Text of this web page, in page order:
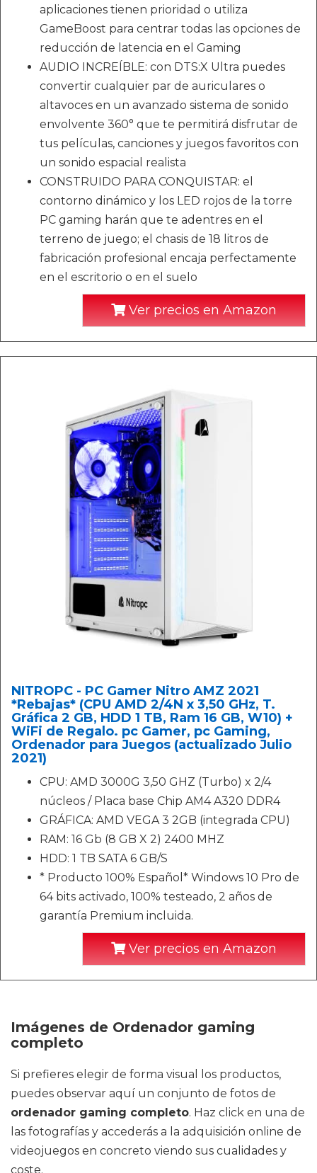
aplicaciones tienen prioridad o utiliza
GameBoost para centrar todas las opciones de
reducción de latencia en el Gaming
AUDIO INCREÍBLE: con DTS:X Ultra puedes
convertir cualquier par de auriculares o
altavoces en un avanzado sistema de sonido
envolvente 360° que te permitirá disfrutar de
tus películas, canciones y juegos favoritos con
un sonido espacial realista
CONSTRUIDO PARA CONQUISTAR: el
contorno dinámico y los LED rojos de la torre
PC gaming harán que te adentres en el
terreno de juego; el chasis de 18 litros de
fabricación profesional encaja perfectamente
en el escritorio o en el suelo
Ver precios en Amazon
NITROPC - PC Gamer Nitro AMZ 2021
*Rebajas* (CPU AMD 2/4N x 3,50 GHz, T.
Gráfica 2 GB, HDD 1 TB, Ram 16 GB, W10) +
WiFi de Regalo. pc Gamer, pc Gaming,
Ordenador para Juegos (actualizado Julio
2021)
CPU: AMD 3000G 3,50 GHZ (Turbo) x 2/4
núcleos / Placa base Chip AM4 A320 DDR4
GRÁFICA: AMD VEGA 3 2GB (integrada CPU)
RAM: 16 Gb (8 GB X 2) 2400 MHZ
HDD: 1 TB SATA 6 GB/S
* Producto 100% Español* Windows 10 Pro de
64 bits activado, 100% testeado, 2 años de
garantía Premium incluida.
Ver precios en Amazon
Imágenes de Ordenador gaming
completo
Si prefieres elegir de forma visual los productos,
puedes observar aquí un conjunto de fotos de
ordenador gaming completo. Haz click en una de
las fotografías y accederás a la adquisición online de
videojuegos en concreto viendo sus cualidades y
coste.